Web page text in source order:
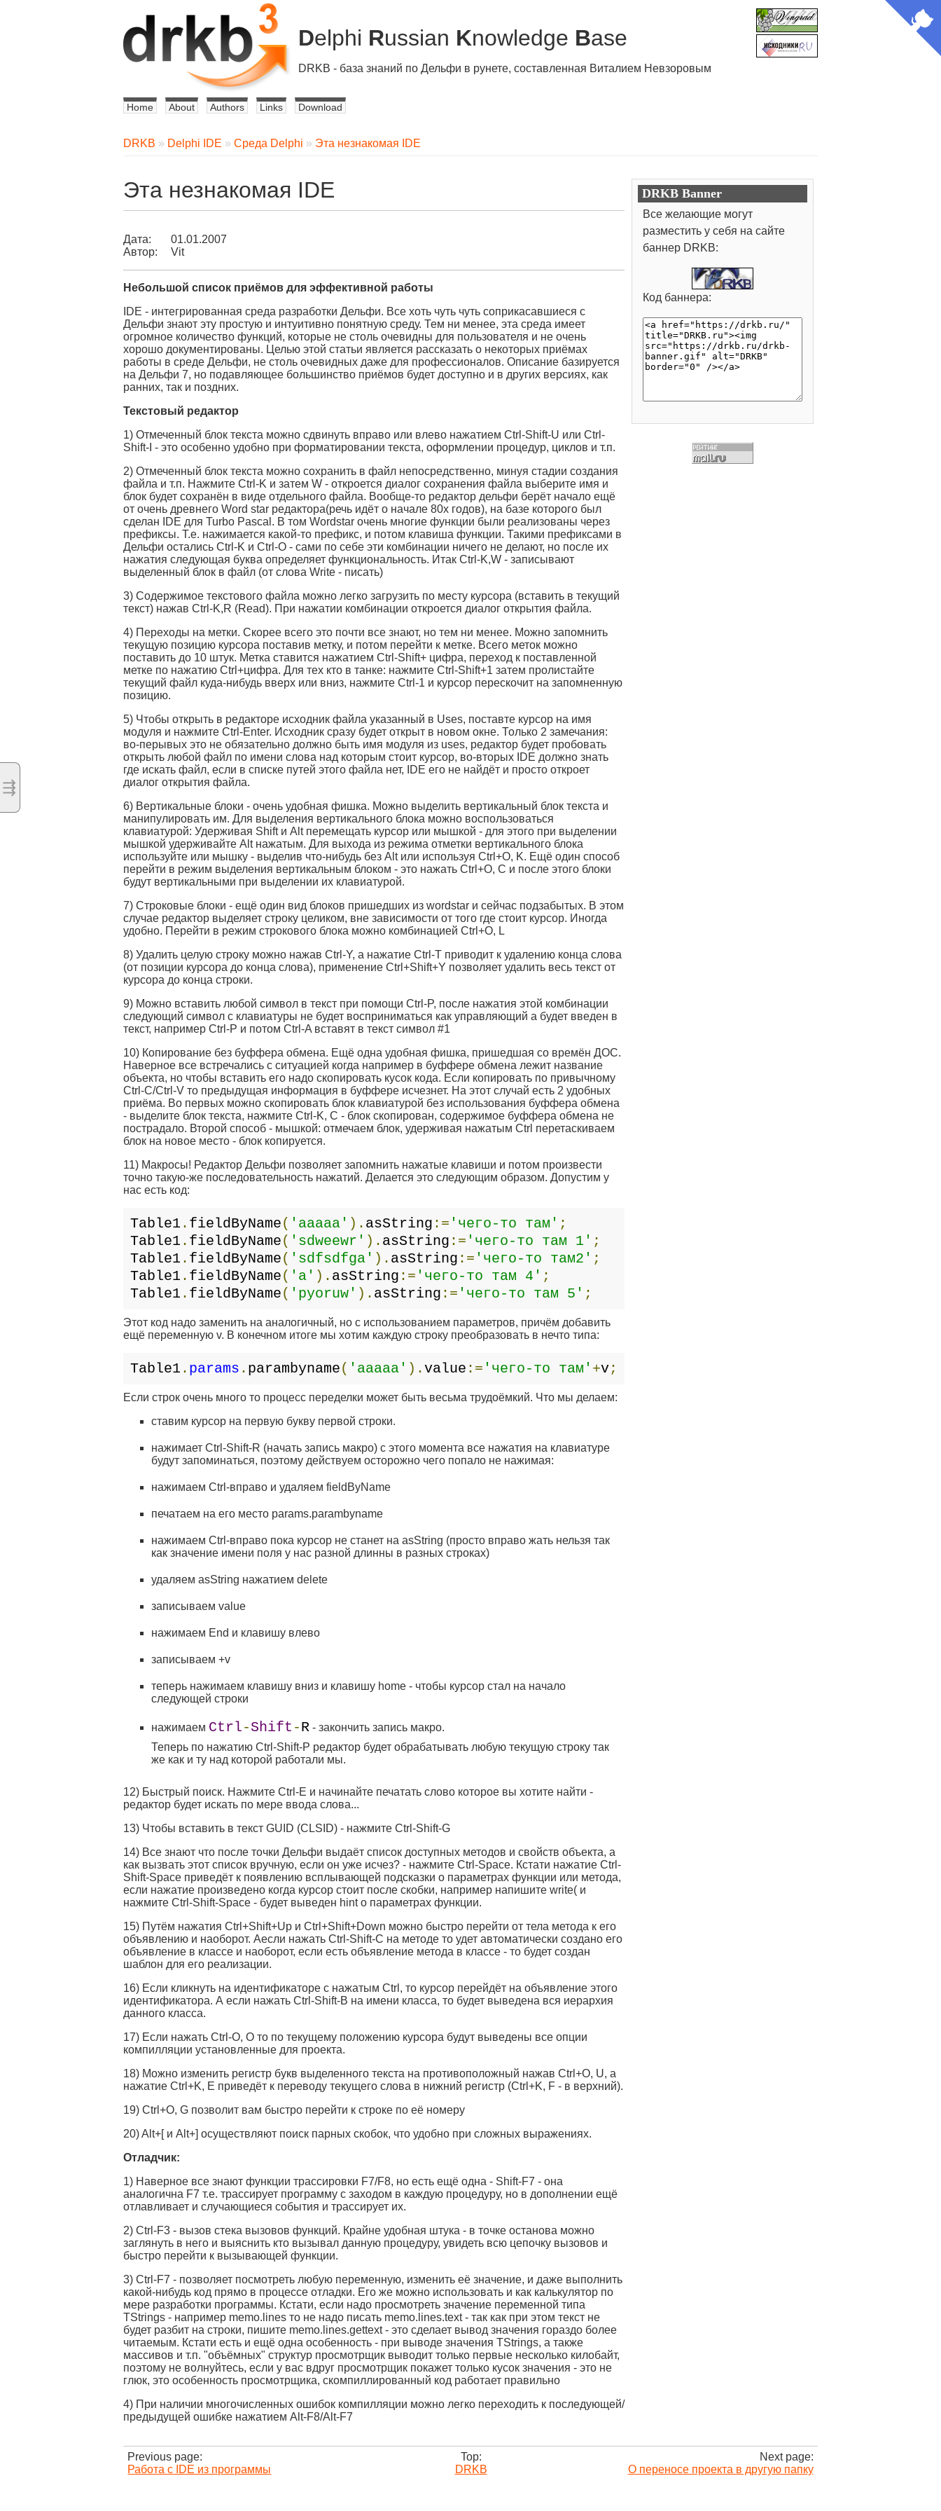
⇶
Delphi Russian Knowledge Base
DRKB - база знаний по Дельфи в рунете, составленная Виталием Невзоровым
Home About Authors Links Download
DRKB » Delphi IDE » Среда Delphi » Эта незнакомая IDE
Эта незнакомая IDE
Дата:
01.01.2007
Автор:
Vit
Небольшой список приёмов для эффективной работы
IDE - интегрированная среда разработки Дельфи. Все хоть чуть чуть соприкасавшиеся с
Дельфи знают эту простую и интуитивно понятную среду. Тем ни менее, эта среда имеет
огромное количество функций, которые не столь очевидны для пользователя и не очень
хорошо документированы. Целью этой статьи является рассказать о некоторых приёмах
работы в среде Дельфи, не столь очевидных даже для профессионалов. Описание базируется
на Дельфи 7, но подавляющее большинство приёмов будет доступно и в других версиях, как
ранних, так и поздних.
Текстовый редактор
1) Отмеченный блок текста можно сдвинуть вправо или влево нажатием Ctrl-Shift-U или Ctrl-
Shift-I - это особенно удобно при форматировании текста, оформлении процедур, циклов и т.п.
2) Отмеченный блок текста можно сохранить в файл непосредственно, минуя стадии создания
файла и т.п. Нажмите Ctrl-K и затем W - откроется диалог сохранения файла выберите имя и
блок будет сохранён в виде отдельного файла. Вообще-то редактор дельфи берёт начало ещё
от очень древнего Word star редактора(речь идёт о начале 80х годов), на базе которого был
сделан IDE для Turbo Pascal. В том Wordstar очень многие функции были реализованы через
префиксы. Т.е. нажимается какой-то префикс, и потом клавиша функции. Такими префиксами в
Дельфи остались Ctrl-K и Ctrl-O - сами по себе эти комбинации ничего не делают, но после их
нажатия следующая буква определяет функциональность. Итак Ctrl-K,W - записывают
выделенный блок в файл (от слова Write - писать)
3) Содержимое текстового файла можно легко загрузить по месту курсора (вставить в текущий
текст) нажав Ctrl-K,R (Read). При нажатии комбинации откроется диалог открытия файла.
4) Переходы на метки. Скорее всего это почти все знают, но тем ни менее. Можно запомнить
текущую позицию курсора поставив метку, и потом перейти к метке. Всего меток можно
поставить до 10 штук. Метка ставится нажатием Ctrl-Shift+ цифра, переход к поставленной
метке по нажатию Ctrl+цифра. Для тех кто в танке: нажмите Ctrl-Shift+1 затем пролистайте
текущий файл куда-нибудь вверх или вниз, нажмите Ctrl-1 и курсор перескочит на запомненную
позицию.
5) Чтобы открыть в редакторе исходник файла указанный в Uses, поставте курсор на имя
модуля и нажмите Ctrl-Enter. Исходник сразу будет открыт в новом окне. Только 2 замечания:
во-перывых это не обязательно должно быть имя модуля из uses, редактор будет пробовать
открыть любой файл по имени слова над которым стоит курсор, во-вторых IDE должно знать
где искать файл, если в списке путей этого файла нет, IDE его не найдёт и просто откроет
диалог открытия файла.
6) Вертикальные блоки - очень удобная фишка. Можно выделить вертикальный блок текста и
манипулировать им. Для выделения вертикального блока можно воспользоваться
клавиатурой: Удерживая Shift и Alt перемещать курсор или мышкой - для этого при выделении
мышкой удерживайте Alt нажатым. Для выхода из режима отметки вертикального блока
используйте или мышку - выделив что-нибудь без Alt или используя Ctrl+O, K. Ещё один способ
перейти в режим выделения вертикальным блоком - это нажать Ctrl+O, C и после этого блоки
будут вертикальными при выделении их клавиатурой.
7) Строковые блоки - ещё один вид блоков пришедших из wordstar и сейчас подзабытых. В этом
случае редактор выделяет строку целиком, вне зависимости от того где стоит курсор. Иногда
удобно. Перейти в режим строкового блока можно комбинацией Ctrl+O, L
8) Удалить целую строку можно нажав Ctrl-Y, а нажатие Ctrl-T приводит к удалению конца слова
(от позиции курсора до конца слова), применение Ctrl+Shift+Y позволяет удалить весь текст от
курсора до конца строки.
9) Можно вставить любой символ в текст при помощи Ctrl-P, после нажатия этой комбинации
следующий символ с клавиатуры не будет восприниматься как управляющий а будет введен в
текст, например Ctrl-P и потом Ctrl-A вставят в текст символ #1
10) Копирование без буффера обмена. Ещё одна удобная фишка, пришедшая со времён ДОС.
Наверное все встречались с ситуацией когда например в буффере обмена лежит название
объекта, но чтобы вставить его надо скопировать кусок кода. Если копировать по привычному
Ctrl-C/Ctrl-V то предыдущая информация в буффере исчезнет. На этот случай есть 2 удобных
приёма. Во первых можно скопировать блок клавиатурой без использования буффера обмена
- выделите блок текста, нажмите Ctrl-K, C - блок скопирован, содержимое буффера обмена не
пострадало. Второй способ - мышкой: отмечаем блок, удерживая нажатым Ctrl перетаскиваем
блок на новое место - блок копируется.
11) Макросы! Редактор Дельфи позволяет запомнить нажатые клавиши и потом произвести
точно такую-же последовательность нажатий. Делается это следующим образом. Допустим у
нас есть код:
Table1 . fieldByName( 'aaaaa' ). asString := 'чего-то там' ;
Table1 . fieldByName( 'sdweewr' ). asString := 'чего-то там 1' ;
Table1 . fieldByName( 'sdfsdfga' ). asString := 'чего-то там2' ;
Table1 . fieldByName( 'a' ). asString := 'чего-то там 4' ;
Table1 . fieldByName( 'pyoruw' ). asString := 'чего-то там 5' ;
Этот код надо заменить на аналогичный, но с использованием параметров, причём добавить
ещё переменную v. В конечном итоге мы хотим каждую строку преобразовать в нечто типа:
Table1 . params . parambyname( 'aaaaa' ).value := 'чего-то там' +v;
Если строк очень много то процесс переделки может быть весьма трудоёмкий. Что мы делаем:
ставим курсор на первую букву первой строки.
нажимает Ctrl-Shift-R (начать запись макро) с этого момента все нажатия на клавиатуре
будут запоминаться, поэтому действуем осторожно чего попало не нажимая:
нажимаем Ctrl-вправо и удаляем fieldByName
печатаем на его место params.parambyname
нажимаем Ctrl-вправо пока курсор не станет на asString (просто вправо жать нельзя так
как значение имени поля у нас разной длинны в разных строках)
удаляем asString нажатием delete
записываем value
нажимаем End и клавишу влево
записываем +v
теперь нажимаем клавишу вниз и клавишу home - чтобы курсор стал на начало
следующей строки
нажимаем Ctrl-Shift -R - закончить запись макро.
Теперь по нажатию Ctrl-Shift-P редактор будет обрабатывать любую текущую строку так
же как и ту над которой работали мы.
12) Быстрый поиск. Нажмите Ctrl-E и начинайте печатать слово которое вы хотите найти -
редактор будет искать по мере ввода слова...
13) Чтобы вставить в текст GUID (CLSID) - нажмите Ctrl-Shift-G
14) Все знают что после точки Дельфи выдаёт список доступных методов и свойств объекта, а
как вызвать этот список вручную, если он уже исчез? - нажмите Ctrl-Space. Кстати нажатие Ctrl-
Shift-Space приведёт к появлению всплывающей подсказки о параметрах функции или метода,
если нажатие произведено когда курсор стоит после скобки, например напишите write( и
нажмите Ctrl-Shift-Space - будет выведен hint о параметрах функции.
15) Путём нажатия Ctrl+Shift+Up и Ctrl+Shift+Down можно быстро перейти от тела метода к его
объявлению и наоборот. Аесли нажать Ctrl-Shift-C на методе то удет автоматически создано его
объявление в классе и наоборот, если есть объявление метода в классе - то будет создан
шаблон для его реализации.
16) Если кликнуть на идентификаторе с нажатым Ctrl, то курсор перейдёт на объявление этого
идентификатора. А если нажать Ctrl-Shift-B на имени класса, то будет выведена вся иерархия
данного класса.
17) Если нажать Ctrl-O, O то по текущему положению курсора будут выведены все опции
компилляции установленные для проекта.
18) Можно изменить регистр букв выделенного текста на противоположный нажав Ctrl+O, U, а
нажатие Ctrl+K, E приведёт к переводу текущего слова в нижний регистр (Ctrl+K, F - в верхний).
19) Ctrl+O, G позволит вам быстро перейти к строке по её номеру
20) Alt+[ и Alt+] осуществляют поиск парных скобок, что удобно при сложных выражениях.
Отладчик:
1) Наверное все знают функции трассировки F7/F8, но есть ещё одна - Shift-F7 - она
аналогична F7 т.е. трассирует программу с заходом в каждую процедуру, но в дополнении ещё
отлавливает и случающиеся события и трассирует их.
2) Ctrl-F3 - вызов стека вызовов функций. Крайне удобная штука - в точке останова можно
заглянуть в него и выяснить кто вызывал данную процедуру, увидеть всю цепочку вызовов и
быстро перейти к вызывающей функции.
3) Ctrl-F7 - позволяет посмотреть любую переменную, изменить её значение, и даже выполнить
какой-нибудь код прямо в процессе отладки. Его же можно использовать и как калькулятор по
мере разработки программы. Кстати, если надо просмотреть значение переменной типа
TStrings - например memo.lines то не надо писать memo.lines.text - так как при этом текст не
будет разбит на строки, пишите memo.lines.gettext - это сделает вывод значения гораздо более
читаемым. Кстати есть и ещё одна особенность - при выводе значения TStrings, а также
массивов и т.п. "объёмных" структур просмотрщик выводит только первые несколько килобайт,
поэтому не волнуйтесь, если у вас вдруг просмотрщик покажет только кусок значения - это не
глюк, это особенность просмотрщика, скомпиллированный код работает правильно
4) При наличии многочисленных ошибок компилляции можно легко переходить к последующей/
предыдущей ошибке нажатием Alt-F8/Alt-F7
DRKB Banner
Все желающие могут
разместить у себя на сайте
баннер DRKB:
Код баннера:
Previous page:
Работа с IDE из программы
Top:
DRKB
Next page:
О переносе проекта в другую папку